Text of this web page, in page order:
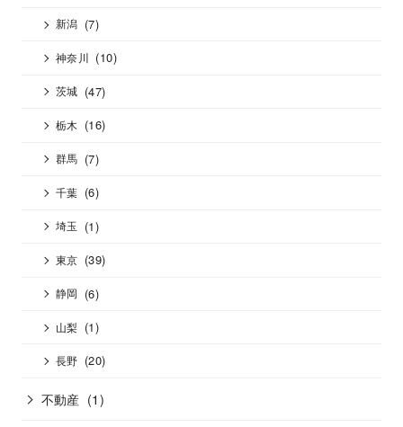
新潟 (7)
神奈川 (10)
茨城 (47)
栃木 (16)
群馬 (7)
千葉 (6)
埼玉 (1)
東京 (39)
静岡 (6)
山梨 (1)
長野 (20)
不動産 (1)